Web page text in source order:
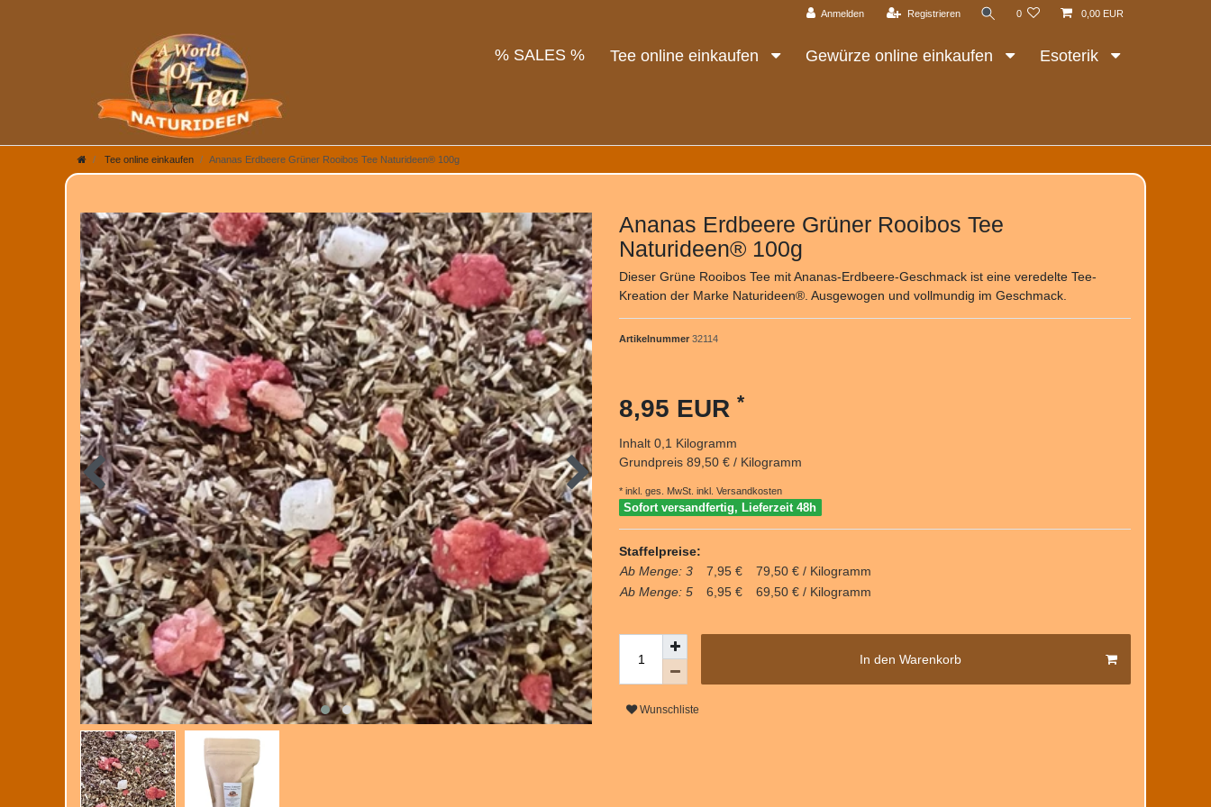
Anmelden Registrieren 0 0,00 EUR
% SALES % Tee online einkaufen Gewürze online einkaufen Esoterik
Tee online einkaufen Ananas Erdbeere Grüner Rooibos Tee Naturideen® 100g
Ananas Erdbeere Grüner Rooibos Tee
Naturideen® 100g
Dieser Grüne Rooibos Tee mit Ananas-Erdbeere-Geschmack ist eine veredelte Tee-
Kreation der Marke Naturideen®. Ausgewogen und vollmundig im Geschmack.
Artikelnummer 32114
8,95 EUR *
Inhalt 0,1 Kilogramm
Grundpreis 89,50 € / Kilogramm
* inkl. ges. MwSt. inkl. Versandkosten
Sofort versandfertig, Lieferzeit 48h
Staffelpreise:
Ab Menge: 3
7,95 €
79,50 € / Kilogramm
Ab Menge: 5
6,95 € 69,50 € / Kilogramm
In den Warenkorb
Wunschliste